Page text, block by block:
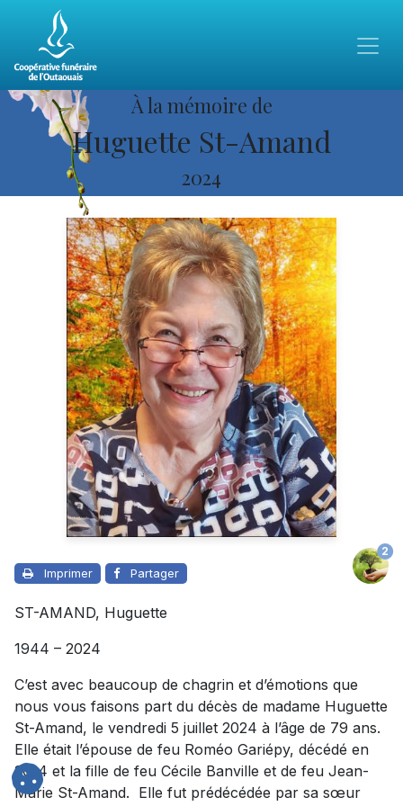
À la mémoire de
Huguette St-Amand
2024
Imprimer Partager
2
ST-AMAND, Huguette
1944 – 2024
C’est avec beaucoup de chagrin et d’émotions que
nous vous faisons part du décès de madame Huguette
St-Amand, le vendredi 5 juillet 2024 à l’âge de 79 ans.
Elle était l’épouse de feu Roméo Gariépy, décédé en
2014 et la fille de feu Cécile Banville et de feu Jean-
Marie St-Amand. Elle fut prédécédée par sa sœur